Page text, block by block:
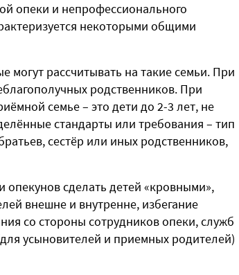
опеки и непрофессионального
некоторыми общими
могут рассчитывать на такие семьи. При
родственников. При
семье – это дети до 2-3 лет, не
стандарты или требования – тип
сестёр или иных родственников,
сделать детей «кровными»,
внешне и внутренне, избегание
со стороны сотрудников опеки, служб
усыновителей и приемных родителей)